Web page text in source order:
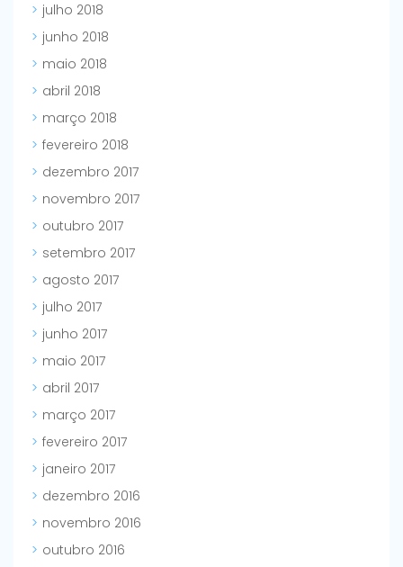
julho 2018
junho 2018
maio 2018
abril 2018
março 2018
fevereiro 2018
dezembro 2017
novembro 2017
outubro 2017
setembro 2017
agosto 2017
julho 2017
junho 2017
maio 2017
abril 2017
março 2017
fevereiro 2017
janeiro 2017
dezembro 2016
novembro 2016
outubro 2016